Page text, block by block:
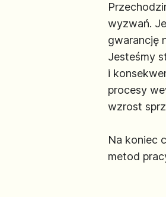
wyzwań.
gwarancję
Jesteśmy
i
procesy
wzrost
Na koniec
metod